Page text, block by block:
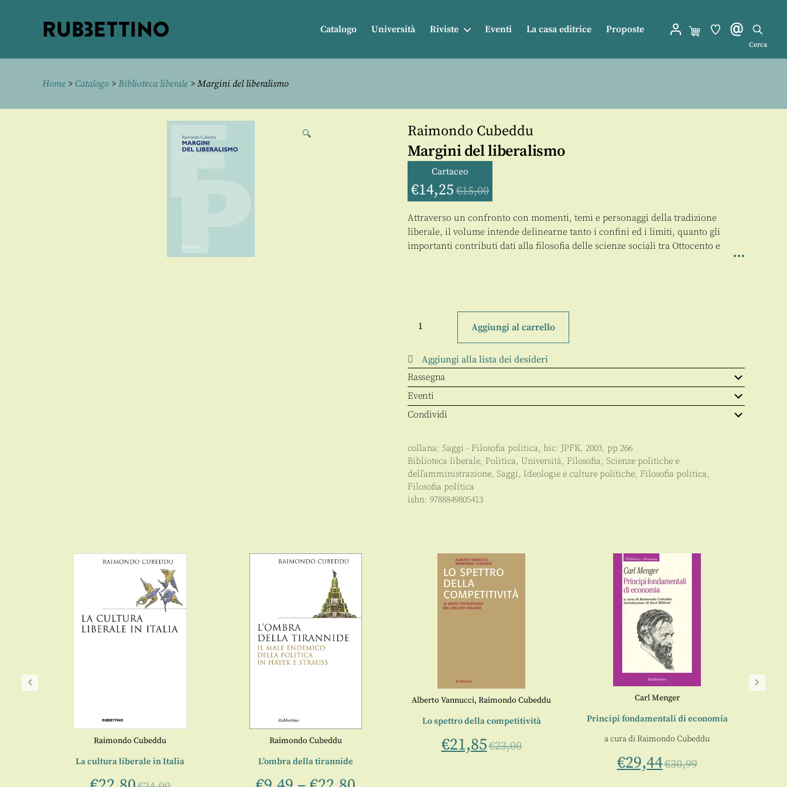
Catalogo Università Riviste Eventi La casa editrice Proposte
Cerca
Home > Catalogo > Biblioteca liberale > Margini del liberalismo
🔍 Raimondo Cubeddu
Margini del liberalismo
Cartaceo
€14,25 €15,00
Attraverso un confronto con momenti, temi e personaggi della tradizione
liberale, il volume intende delinearne tanto i confini ed i limiti, quanto gli
importanti contributi dati alla filosofia delle scienze sociali tra Ottocento e
del
Aggiungi al carrello
Aggiungi alla lista dei desideri
Rassegna
Eventi
Condividi
collana: Saggi - Filosofia politica, bic: JPFK, 2003, pp 266
Biblioteca liberale, Politica, Università, Filosofia, Scienze politiche e
dell’amministrazione, Saggi, Ideologie e culture politiche, Filosofia politica,
Filosofia politica
isbn: 9788849805413
Raimondo Cubeddu
La cultura liberale in Italia
Raimondo Cubeddu
L’ombra della tirannide
Alberto Vannucci, Raimondo Cubeddu
Lo spettro della competitività
€21,85€23,00
Carl Menger
Principi fondamentali di economia
a cura diRaimondo Cubeddu
€29,44€30,99